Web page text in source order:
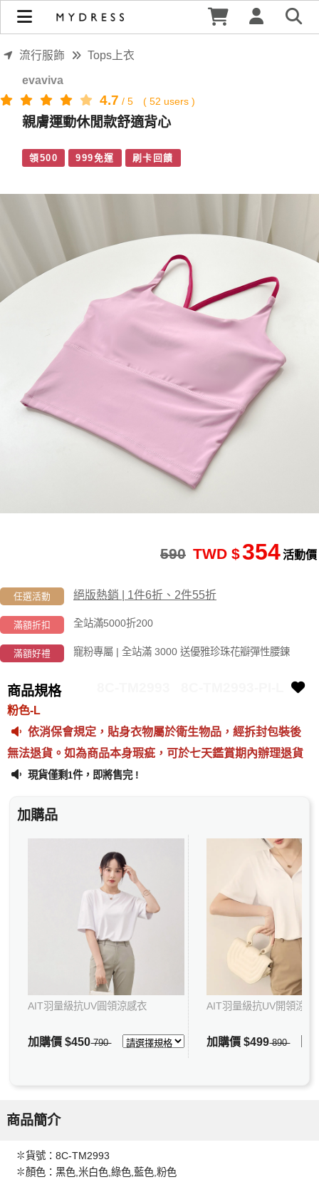
親膚運動休閒款舒適背心 | MYDRESS 時裳韓風
流行服飾 Tops上衣
evaviva
4.7 / 5 ( 52 users )
親膚運動休閒款舒適背心
領500 999免運 刷卡回饋
活動價
354
TWD $
590
任選活動 絕版熱銷 | 1件6折、2件55折
滿額折扣 全站滿5000折200
滿額好禮 寵粉專屬 | 全站滿 3000 送優雅珍珠花瓣彈性腰鍊
商品規格
粉色-L
依消保會規定，貼身衣物屬於衛生物品，經拆封包裝後
無法退貨。如為商品本身瑕疵，可於七天鑑賞期內辦理退貨
現貨僅剩1件，即將售完 !
加購品
AIT羽量級抗UV圓領涼感衣
加購價$450790
AIT羽量級抗UV開領涼感
加購價$499890
商品簡介
✽貨號：8C-TM2993
✽顏色：黑色,米白色,綠色,藍色,粉色